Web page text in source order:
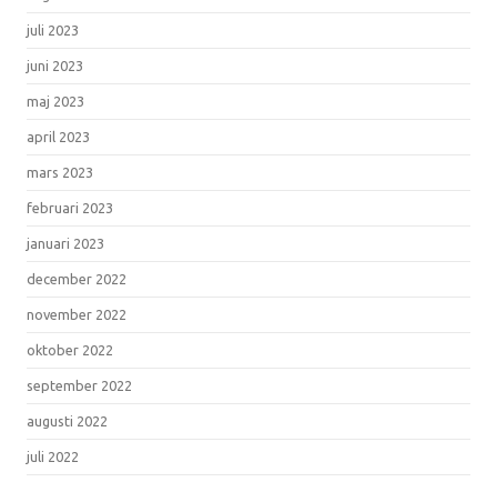
juli 2023
juni 2023
maj 2023
april 2023
mars 2023
februari 2023
januari 2023
december 2022
november 2022
oktober 2022
september 2022
augusti 2022
juli 2022